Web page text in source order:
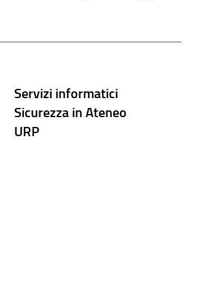
Servizi informatici
Sicurezza in Ateneo
URP